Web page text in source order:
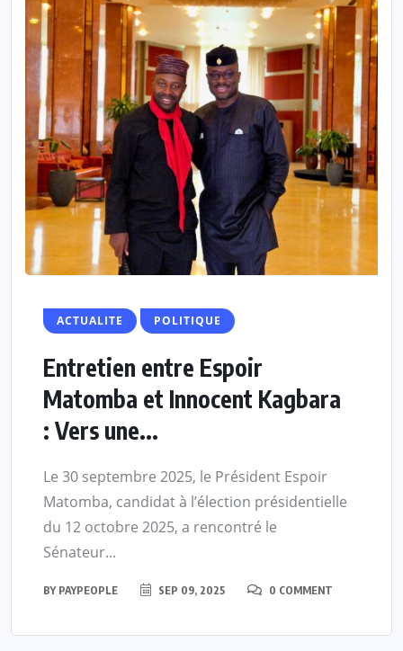
ACTUALITE POLITIQUE
Entretien entre Espoir
Matomba et Innocent Kagbara
: Vers une...
Le 30 septembre 2025, le Président Espoir
Matomba, candidat à l’élection présidentielle
du 12 octobre 2025, a rencontré le
Sénateur...
BY PAYPEOPLE SEP 09, 2025 0 COMMENT